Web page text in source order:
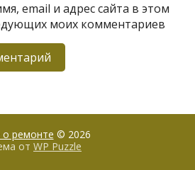
email и адрес сайта в этом
моих комментариев
о ремонте © 2026
от WP Puzzle